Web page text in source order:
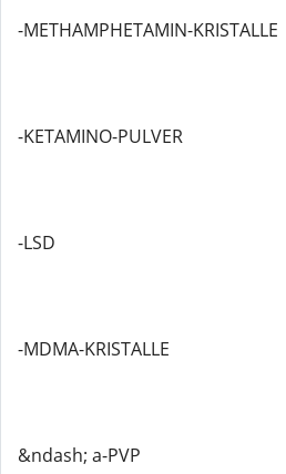
-METHAMPHETAMIN-KRISTALLE
-KETAMINO-PULVER
-LSD
-MDMA-KRISTALLE
&ndash; a-PVP